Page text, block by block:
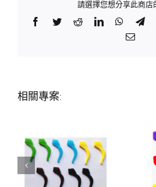
請選擇您想分享此商店
Facebook
TwitterRedditLinkedIn
Email:
相關專案: